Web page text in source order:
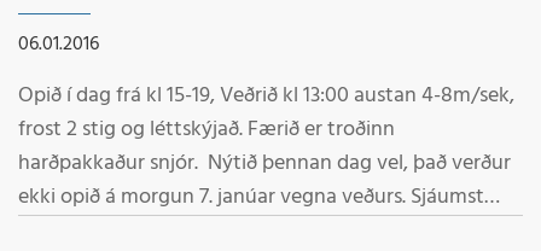
06.01.2016
Opið í dag frá kl 15-19, Veðrið kl 13:00 austan 4-8m/sek,
frost 2 stig og léttskýjað. Færið er troðinn
harðpakkaður snjór. Nýtið þennan dag vel, það verður
ekki opið á morgun 7. janúar vegna veðurs. Sjáumst